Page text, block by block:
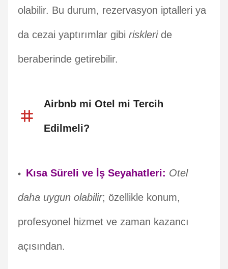
olabilir. Bu durum, rezervasyon iptalleri ya
da cezai yaptırımlar gibi riskleride
beraberinde getirebilir.
Airbnb mi Otel mi Tercih
Edilmeli?
Kısa Süreli ve İş Seyahatleri: Otel
daha uygun olabilir; özellikle konum,
profesyonel hizmet ve zaman kazancı
açısından.